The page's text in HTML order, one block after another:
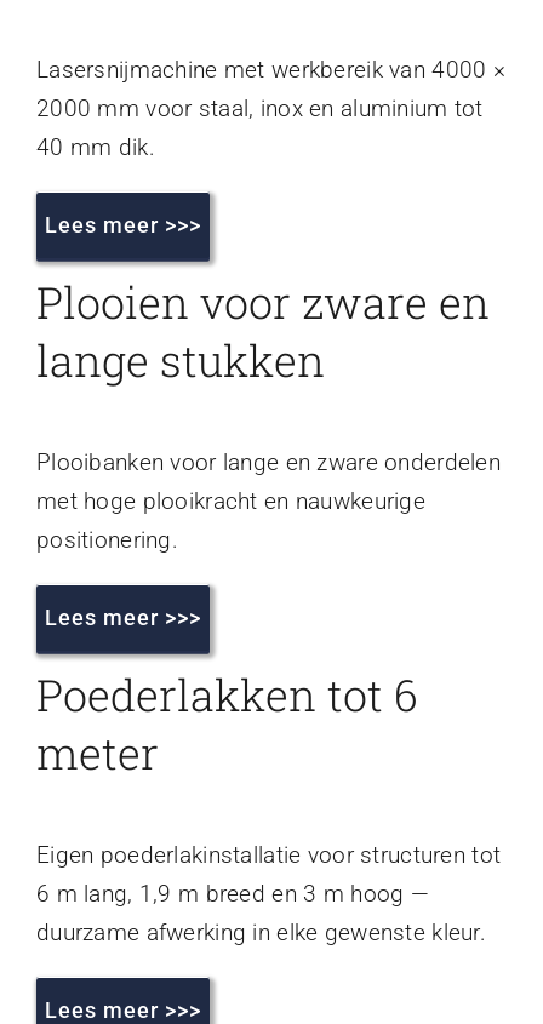
Lasersnijmachine met werkbereik van 4000 ×
2000 mm voor staal, inox en aluminium tot
40 mm dik.
Lees meer >>>
Plooien voor zware en
lange stukken
Plooibanken voor lange en zware onderdelen
met hoge plooikracht en nauwkeurige
positionering.
Lees meer >>>
Poederlakken tot 6
meter
Eigen poederlakinstallatie voor structuren tot
6 m lang, 1,9 m breed en 3 m hoog —
duurzame afwerking in elke gewenste kleur.
Lees meer >>>